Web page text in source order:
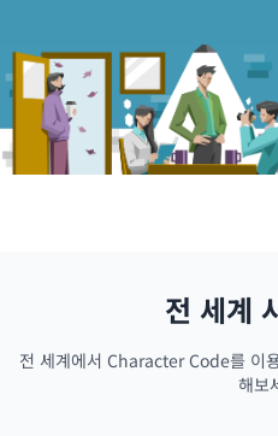
전 세계
전 세계에서 Character Code를 이
해보